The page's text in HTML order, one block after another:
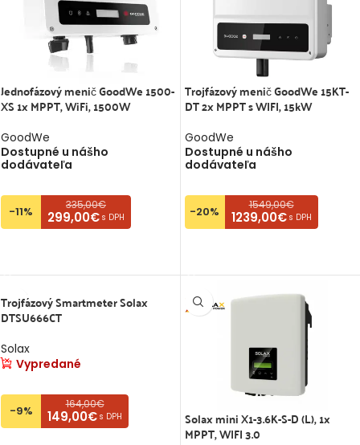
Jednofázový menič GoodWe 1500-
XS 1x MPPT, WiFi, 1500W
GoodWe
Dostupné u nášho
dodávateľa
-11% 335,00€
299,00€ s DPH
Trojfázový menič GoodWe 15KT-
DT 2x MPPT s WIFI, 15kW
GoodWe
Dostupné u nášho
dodávateľa
-20% 1549,00€
1239,00€ s DPH
Trojfázový Smartmeter Solax
DTSU666CT
Solax
Vypredané
-9% 164,00€
149,00€ s DPH Solax mini X1-3.6K-S-D (L), 1x
MPPT, WIFI 3.0